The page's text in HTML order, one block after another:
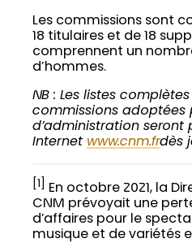
Les commissions sont
18 titulaires et de 18
comprennent un
d’hommes.
NB : Les listes
commissions adoptées
d’administration seront
Internet www.cnm.frdès
[1]
En octobre 2021, la
CNM prévoyait une
d’affaires pour le
musique et de variétés